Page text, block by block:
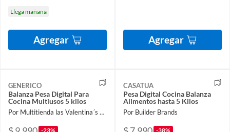
Llega mañana
Agregar Agregar
GENERICO
Balanza Pesa Digital Para
Cocina Multiusos 5 kilos
Por Multitienda las Valentina´s SPA
-23%
CASATUA
Pesa Digital Cocina Balanza
Alimentos hasta 5 Kilos
Por Builder Brands
-38%